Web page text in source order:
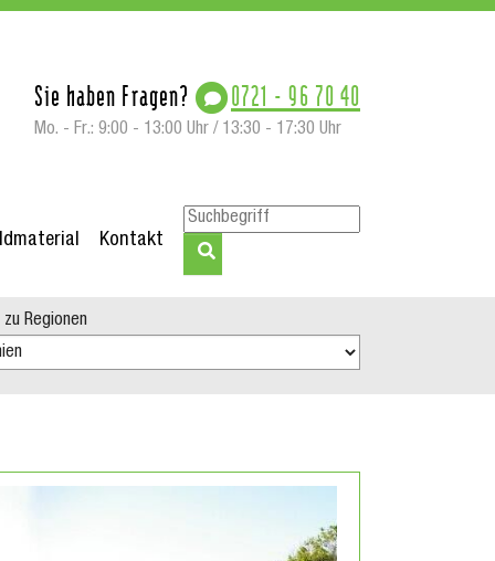
Sie haben Fragen? 0721 - 96 70 40
Mo. - Fr.: 9:00 - 13:00 Uhr / 13:30 - 17:30 Uhr
Kontakt
Regionen